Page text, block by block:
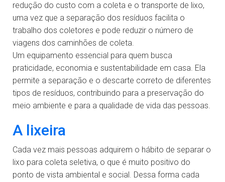
redução do custo com a coleta e o transporte de lixo,
uma vez que a separação dos resíduos facilita o
trabalho dos coletores e pode reduzir o número de
viagens dos caminhões de coleta.
Um equipamento essencial para quem busca
praticidade, economia e sustentabilidade em casa. Ela
permite a separação e o descarte correto de diferentes
tipos de resíduos, contribuindo para a preservação do
meio ambiente e para a qualidade de vida das pessoas.
A lixeira
Cada vez mais pessoas adquirem o hábito de separar o
lixo para coleta seletiva, o que é muito positivo do
ponto de vista ambiental e social. Dessa forma cada